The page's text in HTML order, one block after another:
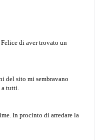
di aver trovato un
del sito mi sembravano
a tutti.
In procinto di arredare la